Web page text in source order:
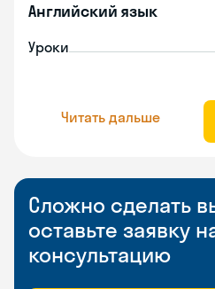
Английский язык
Уроки
Читать дальше
Сложно сделать
оставьте заявку
консультацию